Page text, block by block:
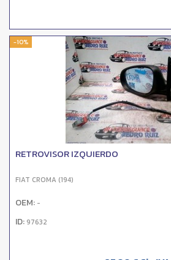
-10%
RETROVISOR IZQUIERDO
FIAT CROMA (194)
OEM: -
ID: 97632